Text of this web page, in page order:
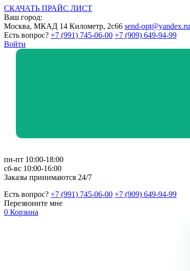
СКАЧАТЬ ПРАЙС ЛИСТ
Ваш город:
Москва, МКАД 14 Километр, 2с66 send-opt@yandex.ru
Есть вопрос? +7 (991) 745-06-00 +7 (909) 649-94-99
Войти
пн-пт 10:00-18:00
сб-вс 10:00-16:00
Заказы принимаются 24/7
Есть вопрос? +7 (991) 745-06-00 +7 (909) 649-94-99
Перезвоните мне
0 Корзина